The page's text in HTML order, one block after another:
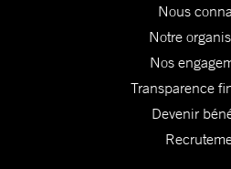
Nous
Notre
Nos
Transparence
Devenir